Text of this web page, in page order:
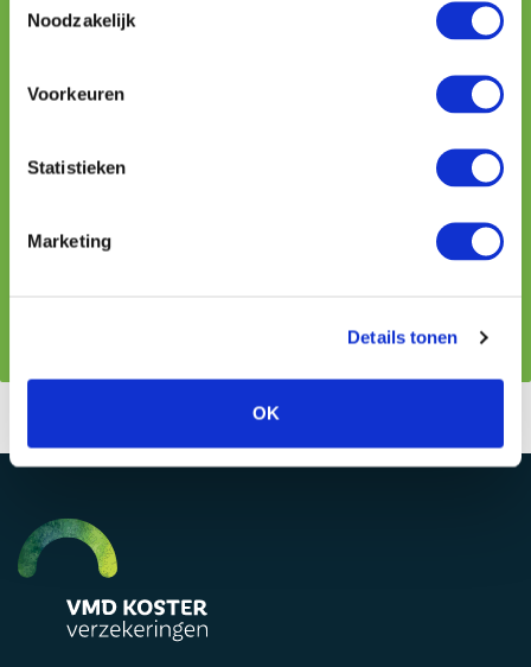
Noodzakelijk
Voorkeuren
Statistieken
Marketing
Details tonen
OK